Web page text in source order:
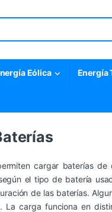
Eólica Energía
cargar baterías
el tipo de batería
de las baterías.
carga funciona en